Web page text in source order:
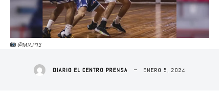
@MR.P13
DIARIO EL CENTRO PRENSA ENERO 5, 2024